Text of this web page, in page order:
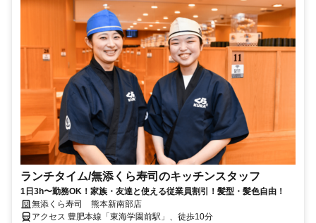
ランチタイム/無添くら寿司のキッチンスタッフ
1日3h〜勤務OK！家族・友達と使える従業員割引！髪型・髪色自由！
無添くら寿司 熊本新南部店
アクセス 豊肥本線「東海学園前駅」、徒歩10分